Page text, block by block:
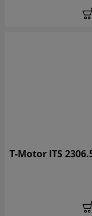
T-Motor ITS